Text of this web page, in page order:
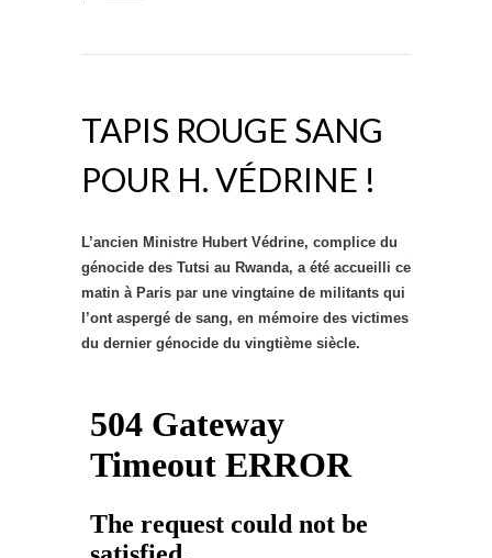
TAPIS ROUGE SANG
POUR H. VÉDRINE !
L’ancien Ministre Hubert Védrine, complice du
génocide des Tutsi au Rwanda, a été accueilli ce
matin à Paris par une vingtaine de militants qui
l’ont aspergé de sang, en mémoire des victimes
du dernier génocide du vingtième siècle.